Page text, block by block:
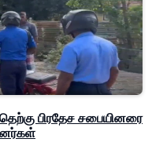
பிரதேச சபையினரை